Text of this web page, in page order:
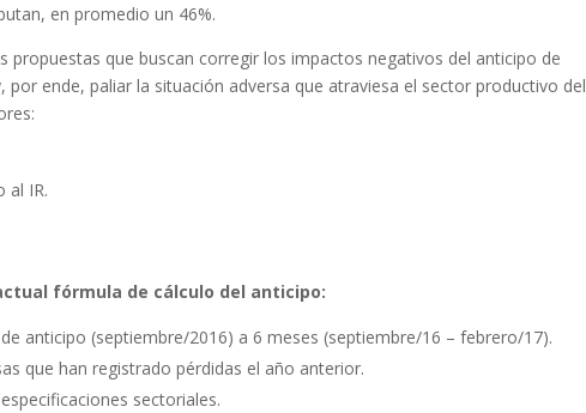
en promedio un 46%.
propuestas que buscan corregir los impactos negativos del anticipo de
ende, paliar la situación adversa que atraviesa el sector productivo del
al IR.
fórmula de cálculo del anticipo:
anticipo (septiembre/2016) a 6 meses (septiembre/16 – febrero/17).
que han registrado pérdidas el año anterior.
sectoriales.